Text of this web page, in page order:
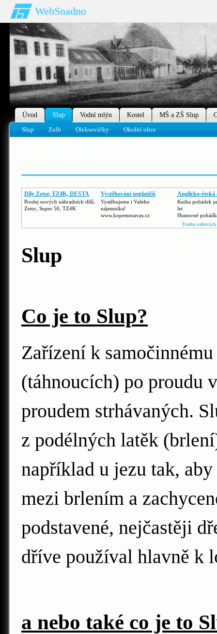
WebSnadno
Úvod Slup Vodní mlýn Kostel MŠ a ZŠ Slup
Slup
Zulb Oleksovičky Okolní obce
Díly Zetor, TZ4K, DESTA
Prodej nových náhradních dílů.
Zetor, Super 50, TZ4K
Vystěhování neplatičů
Vystěhujeme i Vašeho
nájemníka!
www.kopemezavas.cz
Anglicko-česká
Kniha pohádek
let
Humorné
Tvorba webových
Slup
Co je to Slup?
Zařízení k
(táhnoucích) po proudu
proudem strhávaných.
z podélných latěk
například u jezu tak,
mezi brlením a
podstavené, nejčastěji
dříve používal hlavně k
a nebo také co je to